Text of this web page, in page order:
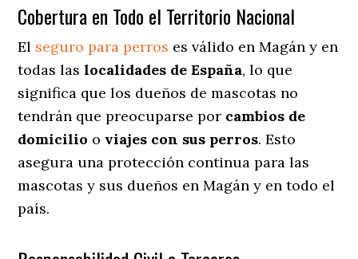
Cobertura en Todo el Territorio Nacional
El seguro para perros es válido en Magán y en
todas laslocalidades de España, lo que
significa que los dueños de mascotas no
tendrán que preocuparse por cambios de
domicilio o viajes con sus perros. Esto
asegura una protección continua para las
mascotas y sus dueños en Magán y en todo el
país.